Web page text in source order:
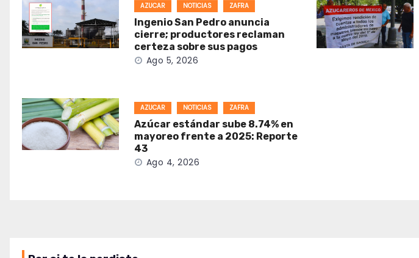
AZUCAR NOTICIAS ZAFRA
Ingenio San Pedro anuncia
cierre; productores reclaman
certeza sobre sus pagos
Ago 5, 2026
AZUCAR NOTICIAS ZAFRA
Azúcar estándar sube 8.74% en
mayoreo frente a 2025: Reporte
43
Ago 4, 2026